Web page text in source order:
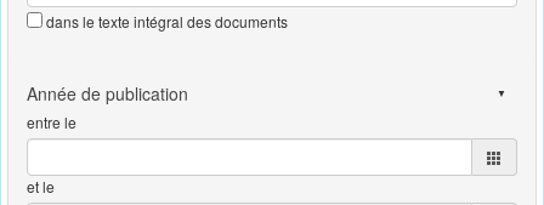
dans le texte intégral des documents
entre le
et le